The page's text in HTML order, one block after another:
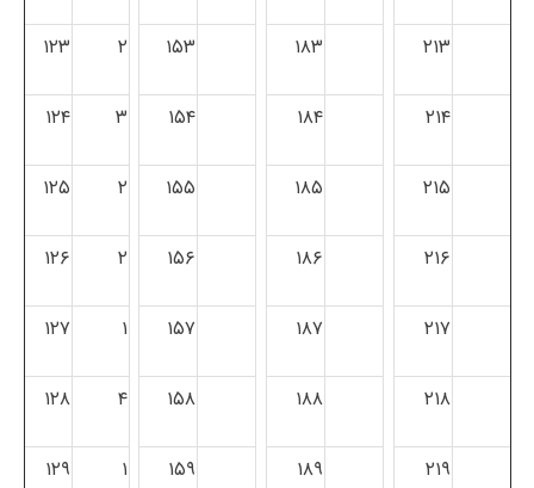
۲۱۳ ۱۸۳ ۱۵۳ ۲ ۱۲۳
۲۱۴ ۱۸۴ ۱۵۴ ۳ ۱۲۴
۲۱۵ ۱۸۵ ۱۵۵ ۲ ۱۲۵
۲۱۶ ۱۸۶ ۱۵۶ ۲ ۱۲۶
۲۱۷ ۱۸۷ ۱۵۷ ۱ ۱۲۷
۲۱۸ ۱۸۸ ۱۵۸ ۴ ۱۲۸
۲۱۹ ۱۸۹ ۱۵۹ ۱ ۱۲۹